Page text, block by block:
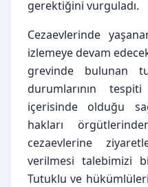
gerektiğini vurguladı.
Cezaevlerinde
izlemeye devam
grevinde bulunan
durumlarının
içerisinde olduğu
hakları
cezaevlerine
verilmesi talebimizi
Tutuklu ve